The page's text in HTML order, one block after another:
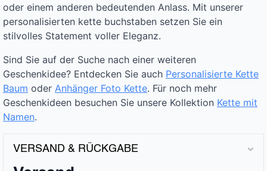
oder einem anderen bedeutenden Anlass. Mit unserer
personalisierten kette buchstaben setzen Sie ein
stilvolles Statement voller Eleganz.
Sind Sie auf der Suche nach einer weiteren
Geschenkidee? Entdecken Sie auch Personalisierte Kette
Baum oder Anhänger Foto Kette. Für noch mehr
Geschenkideen besuchen Sie unsere Kollektion Kette mit
Namen.
VERSAND & RÜCKGABE